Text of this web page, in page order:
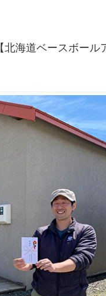
海道ベースボール